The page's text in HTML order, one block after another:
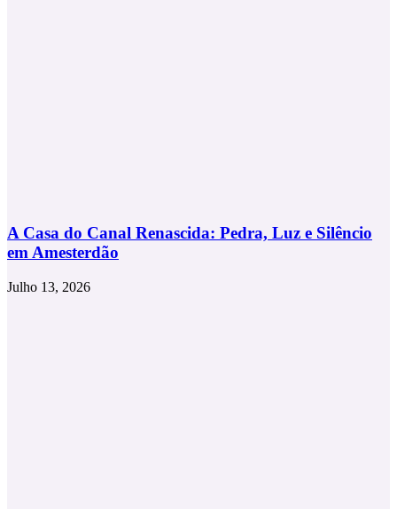
A Casa do Canal Renascida: Pedra, Luz e Silêncio
em Amesterdão
Julho 13, 2026